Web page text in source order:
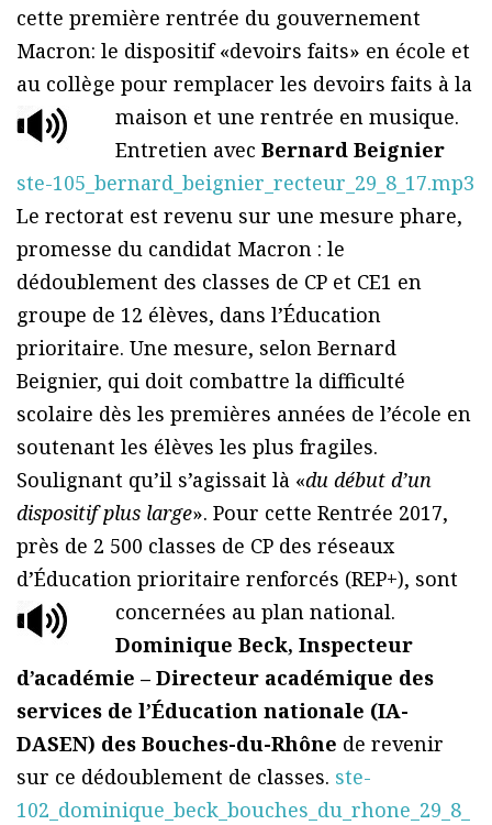
cette première rentrée du gouvernement
Macron: le dispositif «devoirs faits» en école et
au collège pour remplacer les devoirs faits à la
maison et une rentrée en musique.
Entretien avec Bernard Beignier
ste-105_bernard_beignier_recteur_29_8_17.mp3
Le rectorat est revenu sur une mesure phare,
promesse du candidat Macron : le
dédoublement des classes de CP et CE1 en
groupe de 12 élèves, dans l’Éducation
prioritaire. Une mesure, selon Bernard
Beignier, qui doit combattre la difficulté
scolaire dès les premières années de l’école en
soutenant les élèves les plus fragiles.
Soulignant qu’il s’agissait là «du début d’un
dispositif plus large». Pour cette Rentrée 2017,
près de 2 500 classes de CP des réseaux
d’Éducation prioritaire renforcés (REP+), sont
concernées au plan national.
Dominique Beck, Inspecteur
d’académie – Directeur académique des
services de l’Éducation nationale (IA-
DASEN) des Bouches-du-Rhône de revenir
sur ce dédoublement de classes. ste-
102_dominique_beck_bouches_du_rhone_29_8_